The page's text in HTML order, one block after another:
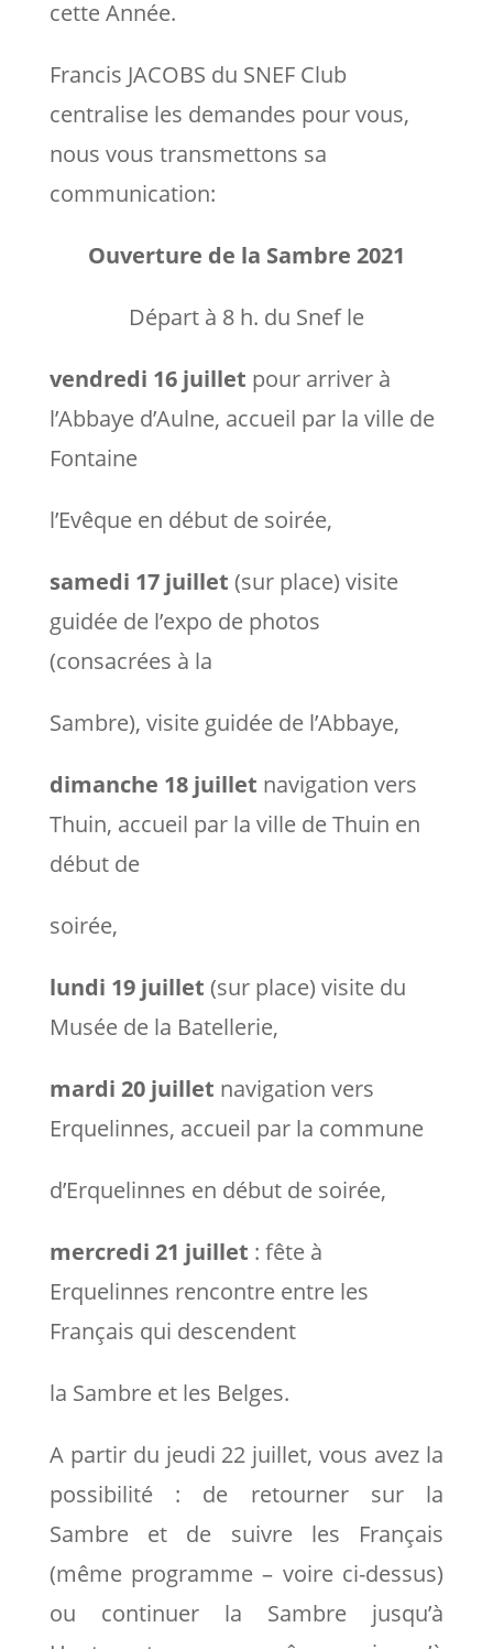
cette Année.
Francis JACOBS du SNEF Club
centralise les demandes pour vous,
nous vous transmettons sa
communication:
Ouverture de la Sambre 2021
Départ à 8 h. du Snef le
vendredi 16 juillet pour arriver à
l’Abbaye d’Aulne, accueil par la ville de
Fontaine
l’Evêque en début de soirée,
samedi 17 juillet (sur place) visite
guidée de l’expo de photos
(consacrées à la
Sambre), visite guidée de l’Abbaye,
dimanche 18 juillet navigation vers
Thuin, accueil par la ville de Thuin en
début de
soirée,
lundi 19 juillet (sur place) visite du
Musée de la Batellerie,
mardi 20 juillet navigation vers
Erquelinnes, accueil par la commune
d’Erquelinnes en début de soirée,
mercredi 21 juillet : fête à
Erquelinnes rencontre entre les
Français qui descendent
la Sambre et les Belges.
A partir du jeudi 22 juillet, vous avez la
possibilité : de retourner sur la
Sambre et de suivre les Français
(même programme – voire ci-dessus)
ou continuer la Sambre jusqu’à